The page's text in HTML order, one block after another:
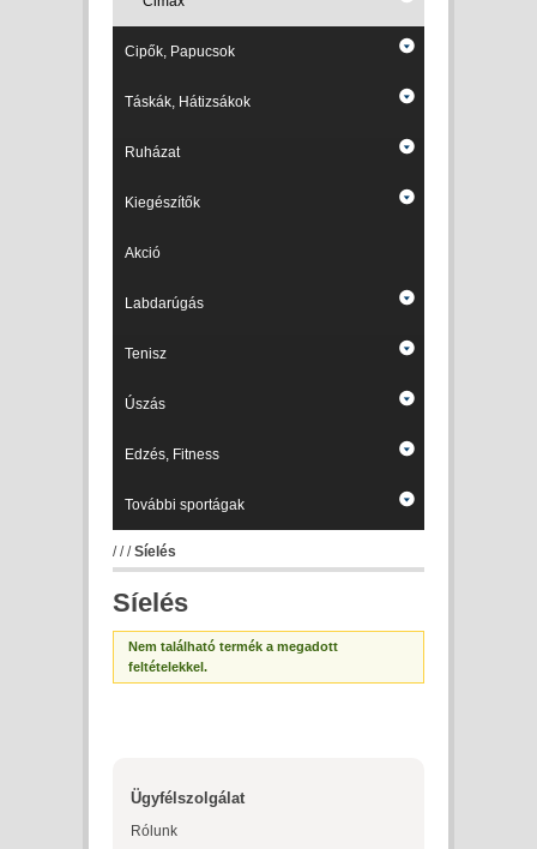
Cipők, Papucsok
Táskák, Hátizsákok
Ruházat
Kiegészítők
Akció
Labdarúgás
Tenisz
Úszás
Edzés, Fitness
További sportágak
///Síelés
Síelés
Nem található termék a megadott
feltételekkel.
Ügyfélszolgálat
Rólunk